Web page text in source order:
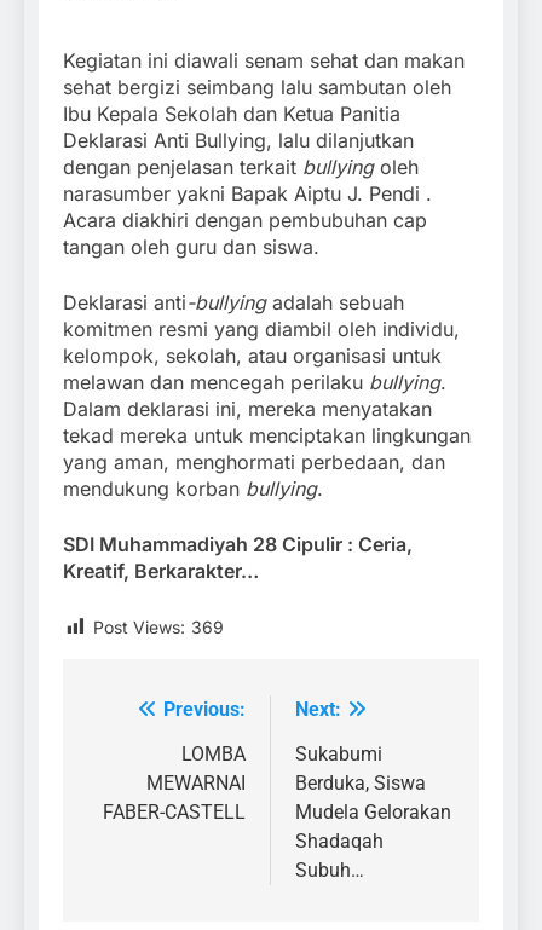
Kegiatan ini diawali senam sehat dan makan
sehat bergizi seimbang lalu sambutan oleh
Ibu Kepala Sekolah dan Ketua Panitia
Deklarasi Anti Bullying, lalu dilanjutkan
dengan penjelasan terkait bullyingoleh
narasumber yakni Bapak Aiptu J. Pendi .
Acara diakhiri dengan pembubuhan cap
tangan oleh guru dan siswa.
Deklarasi anti-bullyingadalah sebuah
komitmen resmi yang diambil oleh individu,
kelompok, sekolah, atau organisasi untuk
melawan dan mencegah perilaku bullying.
Dalam deklarasi ini, mereka menyatakan
tekad mereka untuk menciptakan lingkungan
yang aman, menghormati perbedaan, dan
mendukung korban bullying.
SDI Muhammadiyah 28 Cipulir : Ceria,
Kreatif, Berkarakter…
Post Views: 369
Post
navigation
Previous:
LOMBA
MEWARNAI
FABER-CASTELL
Next:
Sukabumi
Berduka, Siswa
Mudela Gelorakan
Shadaqah
Subuh…